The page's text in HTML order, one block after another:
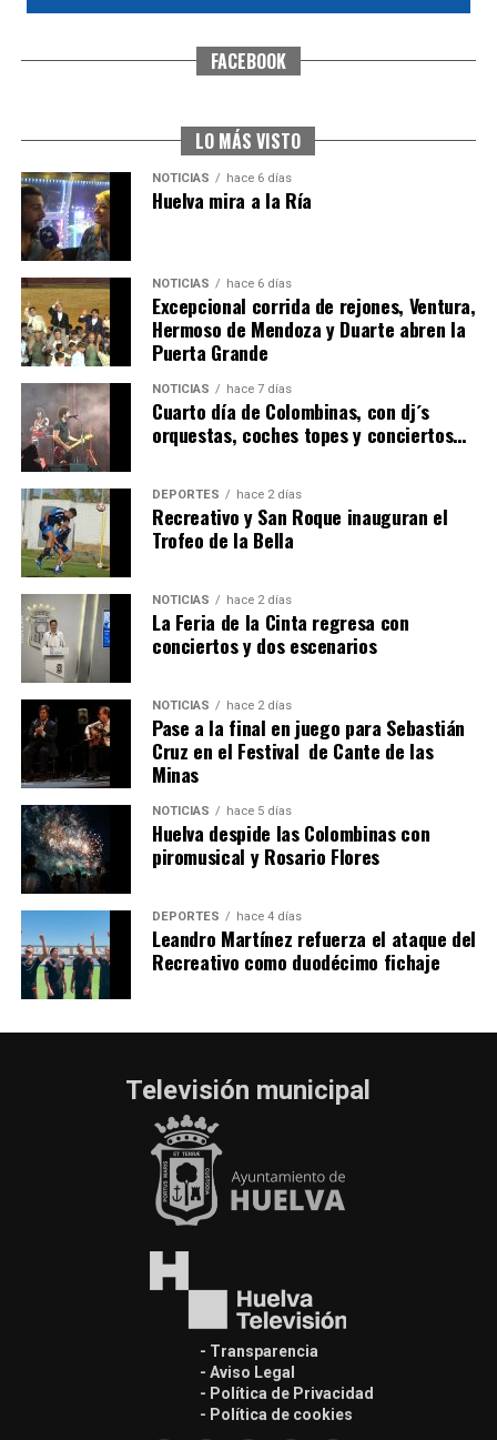
SEXTA CORRIDA DE LAS FIESTAS COLOMBINAS
6º DÍA DE LAS FIESTAS COLOMBINAS 2026
hace 5 días Huelvatv
QUINTA CORRIDA DE LAS FIESTAS COLOMBINAS
2026
hace 6 días· Huelvatv
FACEBOOK
LO MÁS VISTO
NOTICIAS hace 6 días
Huelva mira a la Ría
NOTICIAS hace 6 días
Excepcional corrida de rejones, Ventura,
Hermoso de Mendoza y Duarte abren la
Puerta Grande
NOTICIAS hace 7 días
Cuarto día de Colombinas, con dj´s
orquestas, coches topes y conciertos…
DEPORTES hace 2 días
Recreativo y San Roque inauguran el
Trofeo de la Bella
NOTICIAS hace 2 días
La Feria de la Cinta regresa con
conciertos y dos escenarios
NOTICIAS hace 2 días
Pase a la final en juego para Sebastián
Cruz en el Festival de Cante de las
Minas
NOTICIAS hace 5 días
Huelva despide las Colombinas con
piromusical y Rosario Flores
DEPORTES hace 4 días
Leandro Martínez refuerza el ataque del
Recreativo como duodécimo fichaje
Televisión municipal
- Transparencia
- Aviso Legal
- Política de Privacidad
- Política de cookies